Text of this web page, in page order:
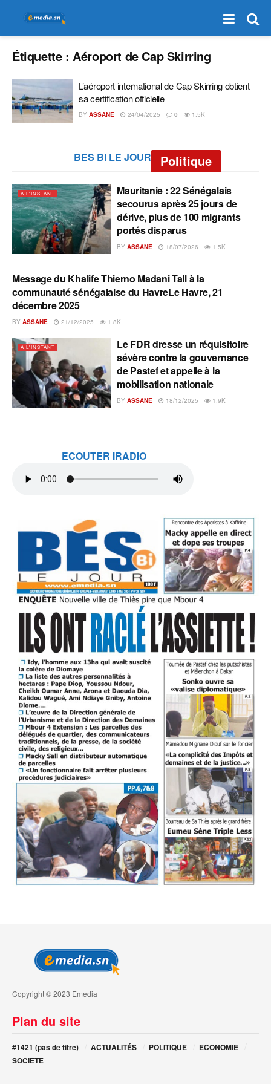
Étiquette :Aéroport de Cap Skirring
L’aéroport international de Cap Skirring obtient
sa certification officielle
BY ASSANE 24/04/2025 0 1.5K
BES BI LE JOUR Politique
A L'INSTANT
Mauritanie : 22 Sénégalais
secourus après 25 jours de
dérive, plus de 100 migrants
portés disparus
BY ASSANE 18/07/2026 1.5K
A L'INSTANT
Message du Khalife Thierno Madani Tall à la
communauté sénégalaise du HavreLe Havre, 21
décembre 2025
BY ASSANE 21/12/2025 1.8K
A L'INSTANT
Le FDR dresse un réquisitoire
sévère contre la gouvernance
de Pastef et appelle à la
mobilisation nationale
BY ASSANE 18/12/2025 1.9K
ECOUTER IRADIO
Copyright © 2023 Emedia
Plan du site
#1421 (pas de titre) ACTUALITÉS POLITIQUE
ECONOMIE
SOCIETE